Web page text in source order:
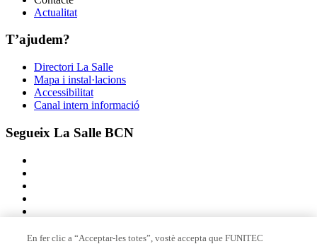
Actualitat
T’ajudem?
Directori La Salle
Mapa i instal·lacions
Accessibilitat
Canal intern informació
Segueix La Salle BCN
En fer clic a “Acceptar-les totes”, vostè accepta que FUNITEC